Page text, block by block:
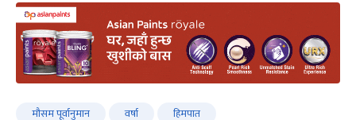
मौसम पूर्वानुमान वर्षा हिमपात